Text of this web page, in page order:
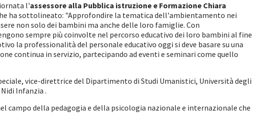
l'assessore alla Pubblica istruzione e Formazione Chiara
ha sottolineato: "Approfondire la tematica dell'ambientamento nei
non solo dei bambini ma anche delle loro famiglie. Con
sempre più coinvolte nel percorso educativo dei loro bambini al fine
la professionalità del personale educativo oggi si deve basare su una
continua in servizio, partecipando ad eventi e seminari come quello
vice-direttrice del Dipartimento di Studi Umanistici, Università degli
Infanzia .
campo della pedagogia e della psicologia nazionale e internazionale che